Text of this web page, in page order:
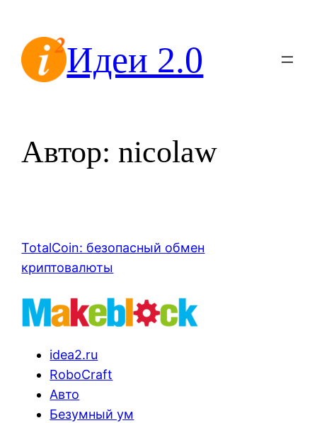
содержимомуИдеи 2.0
Автор: nicolaw
TotalCoin: безопасный обмен
криптовалюты
idea2.ru
RoboCraft
Авто
Безумный ум